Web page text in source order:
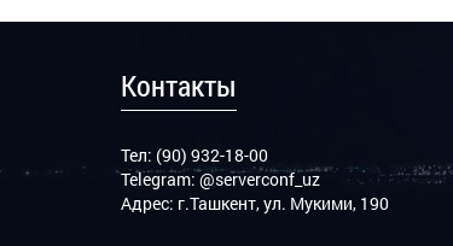
Контакты
Тел: (90) 932-18-00
Telegram:@serverconf_uz
Адрес: г.Ташкент, ул. Мукими, 190